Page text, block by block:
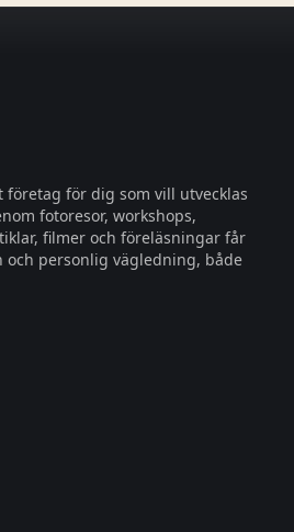
företag för dig som vill utvecklas
fotoresor, workshops,
filmer och föreläsningar får
personlig vägledning, både